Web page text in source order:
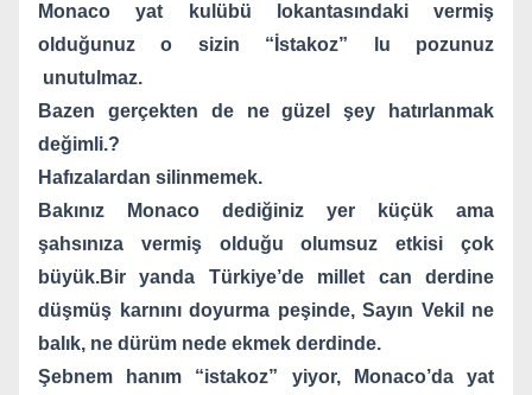
Monaco yat kulübü lokantasındaki vermiş
olduğunuz o sizin “İstakoz” lu pozunuz
unutulmaz.
Bazen gerçekten de ne güzel şey hatırlanmak
değimli.?
Hafızalardan silinmemek.
Bakınız Monaco dediğiniz yer küçük ama
şahsınıza vermiş olduğu olumsuz etkisi çok
büyük.Bir yanda Türkiye’de millet can derdine
düşmüş karnını doyurma peşinde, Sayın Vekil ne
balık, ne dürüm nede ekmek derdinde.
Şebnem hanım “istakoz” yiyor, Monaco’da yat